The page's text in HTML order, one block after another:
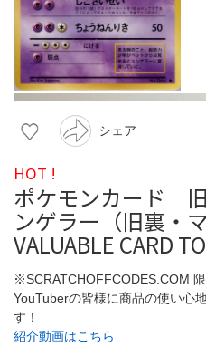
シェア
HOT !
ポケモンカード
ンゲラー（旧裏・
VALUABLE CARD
※SCRATCHOFFCODES.COM
YouTuberの皆様に商品の使い心
す！
紹介動画はこちら